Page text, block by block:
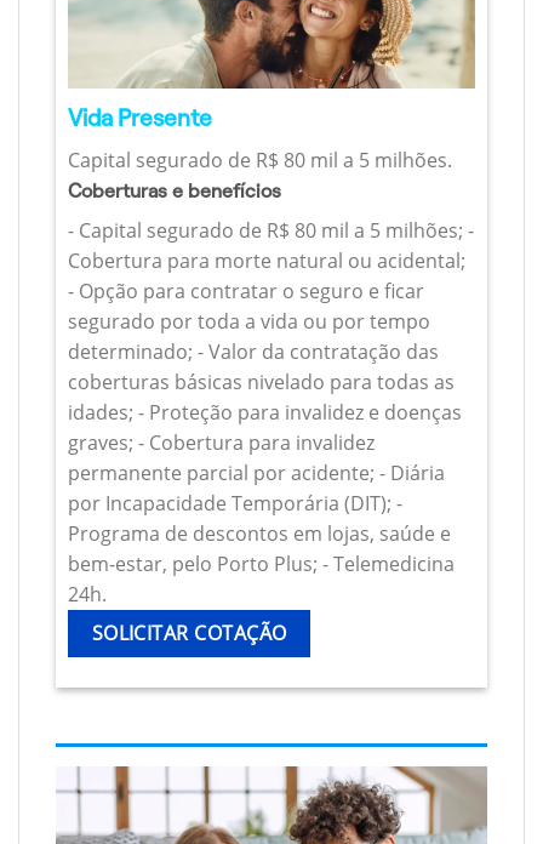
Vida Presente
Capital segurado de R$ 80 mil a 5 milhões.
Coberturas e benefícios
- Capital segurado de R$ 80 mil a 5 milhões; -
Cobertura para morte natural ou acidental;
- Opção para contratar o seguro e ficar
segurado por toda a vida ou por tempo
determinado; - Valor da contratação das
coberturas básicas nivelado para todas as
idades; - Proteção para invalidez e doenças
graves; - Cobertura para invalidez
permanente parcial por acidente; - Diária
por Incapacidade Temporária (DIT); -
Programa de descontos em lojas, saúde e
bem-estar, pelo Porto Plus; - Telemedicina
24h.
SOLICITAR COTAÇÃO